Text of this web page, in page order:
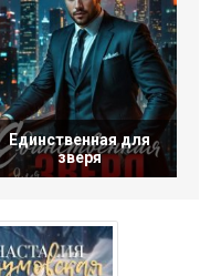
Единственная для
зверя